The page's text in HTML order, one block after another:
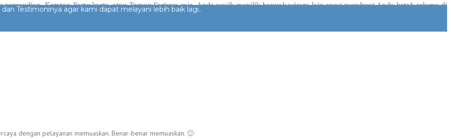
Keraton Yogyakarta, atau Taman Sarinya saja. Anda wajib menilik banyak wisata lain yang membuat Anda betah selama di
Jogja dan sewa Hiace Jogja di Happy Hiace kami.
Testimoninya agar kami dapat melayani lebih baik lagi..
dengan pelayanan memuaskan. Benar-benar memuaskan. 🙂